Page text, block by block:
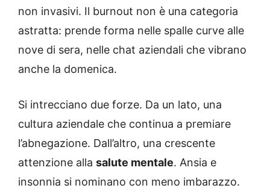
non invasivi. Il burnout non è una categoria
astratta: prende forma nelle spalle curve alle
nove di sera, nelle chat aziendali che vibrano
anche la domenica.
Si intrecciano due forze. Da un lato, una
cultura aziendale che continua a premiare
l’abnegazione. Dall’altro, una crescente
attenzione alla salute mentale. Ansia e
insonnia si nominano con meno imbarazzo.